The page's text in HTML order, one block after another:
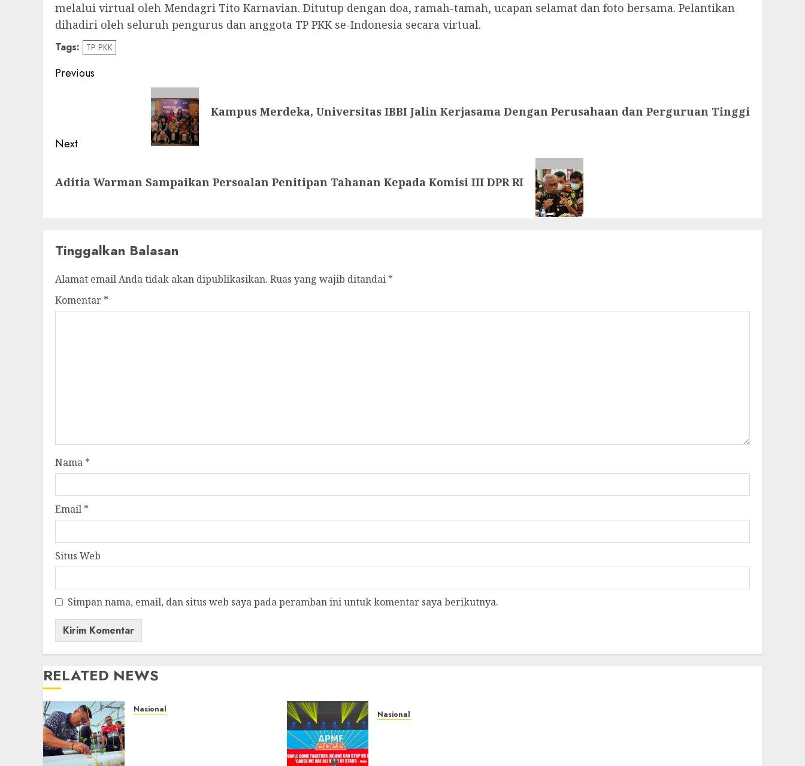
melalui virtual oleh Mendagri Tito Karnavian. Ditutup dengan doa, ramah-tamah, ucapan selamat dan foto bersama. Pelantikan
dihadiri oleh seluruh pengurus dan anggota TP PKK se-Indonesia secara virtual.
Tags: TP PKK
Post
Previous
Kampus Merdeka, Universitas IBBI Jalin Kerjasama Dengan Perusahaan dan Perguruan Tinggi
Next
post:
Aditia Warman Sampaikan Persoalan Penitipan Tahanan Kepada Komisi III DPR RI
Tinggalkan Balasan
Alamat email Anda tidak akan dipublikasikan. Ruas yang wajib ditandai *
Komentar *
Nama *
Email *
Situs Web
Simpan nama, email, dan situs web saya pada peramban ini untuk komentar saya berikutnya.
RELATED NEWS
Nasional Nasional